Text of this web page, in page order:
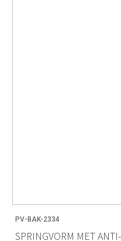
PV-BAK-2334
SPRINGVORM MET